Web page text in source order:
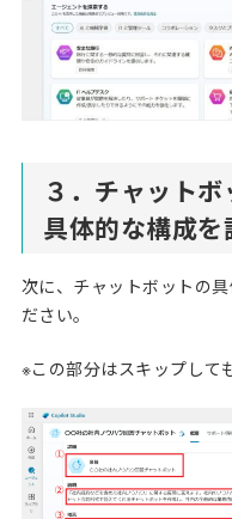
３．チャット
具体的な構成を
次に、チャットボットの
ださい。
※この部分はスキップして